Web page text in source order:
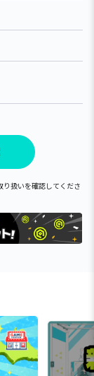
扱いを確認してくださ